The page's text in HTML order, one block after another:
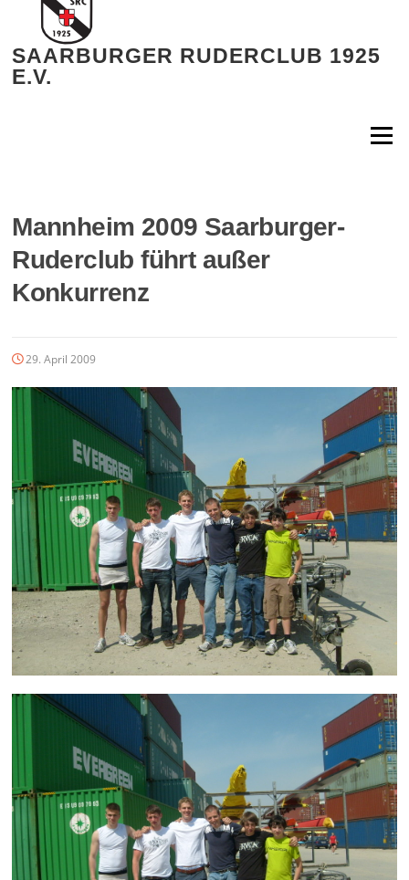
springen
SAARBURGER RUDERCLUB 1925
E.V.
Menü
Mannheim 2009 Saarburger-
Ruderclub führt außer
Konkurrenz
29. April 2009